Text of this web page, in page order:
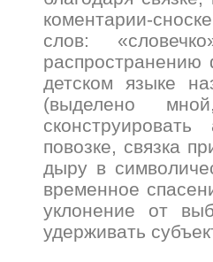
коментарии-
слов:
детском языке
(выделено
повозке, связка
дыру в
временное
уклонение от
удерживать